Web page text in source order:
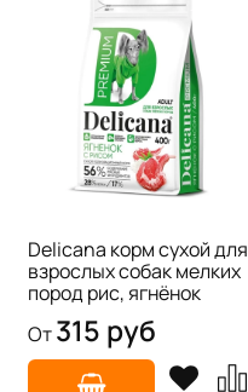
Delicana корм сухой для
взрослых собак мелких
пород рис, ягнёнок
От315 руб